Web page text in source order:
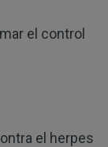
el control
el herpes